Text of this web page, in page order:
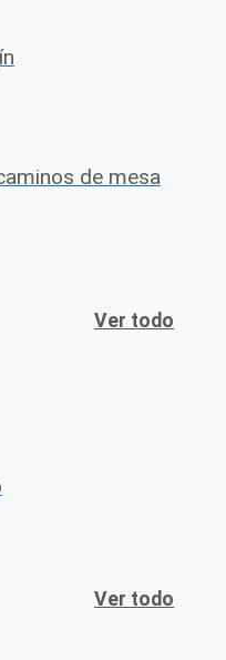
de mesa
Ver todo
Ver todo